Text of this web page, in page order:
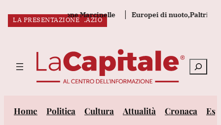
ULTIM’ORA:
Marcinelle Europei di
Cerca
Home Politica Cultura Attualità Cronaca
STORIE DI DONNE
DONNE IN AFRICA
L’INDAGINE
TUTELARE LE VITTIME
25 NOVEMBRE 2025
25 NOVEMBRE 2025
TANGO SOLIDALE
ENDOMETRIOSI NEL LAZIO
LA PRESENTAZIONE